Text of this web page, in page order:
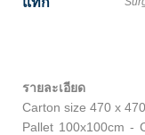
รายละเอียด
Carton size 470 x
Pallet 100x100cm -